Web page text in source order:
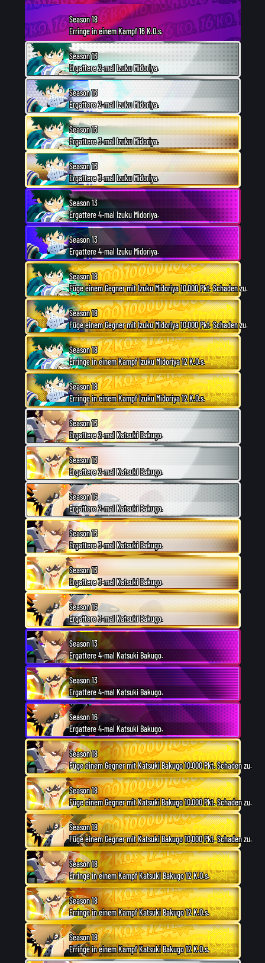
Season 18
Erringe in einem Kampf 16 K.O.s.
Season 13
Ergattere 2-mal Izuku Midoriya.
Season 13
Ergattere 2-mal Izuku Midoriya.
Season 13
Ergattere 3-mal Izuku Midoriya.
Season 13
Ergattere 3-mal Izuku Midoriya.
Season 13
Ergattere 4-mal Izuku Midoriya.
Season 13
Ergattere 4-mal Izuku Midoriya.
Season 18
Füge einem Gegner mit Izuku Midoriya 10.000 Pkt. Schaden zu.
Season 18
Füge einem Gegner mit Izuku Midoriya 10.000 Pkt. Schaden zu.
Season 18
Erringe in einem Kampf Izuku Midoriya 12 K.O.s.
Season 18
Erringe in einem Kampf Izuku Midoriya 12 K.O.s.
Season 13
Ergattere 2-mal Katsuki Bakugo.
Season 13
Ergattere 2-mal Katsuki Bakugo.
Season 16
Ergattere 2-mal Katsuki Bakugo.
Season 13
Ergattere 3-mal Katsuki Bakugo.
Season 13
Ergattere 3-mal Katsuki Bakugo.
Season 16
Ergattere 3-mal Katsuki Bakugo.
Season 13
Ergattere 4-mal Katsuki Bakugo.
Season 13
Ergattere 4-mal Katsuki Bakugo.
Season 16
Ergattere 4-mal Katsuki Bakugo.
Season 18
Füge einem Gegner mit Katsuki Bakugo 10.000 Pkt. Schaden zu.
Season 18
Füge einem Gegner mit Katsuki Bakugo 10.000 Pkt. Schaden zu.
Season 18
Füge einem Gegner mit Katsuki Bakugo 10.000 Pkt. Schaden zu.
Season 18
Erringe in einem Kampf Katsuki Bakugo 12 K.O.s.
Season 18
Erringe in einem Kampf Katsuki Bakugo 12 K.O.s.
Season 18
Erringe in einem Kampf Katsuki Bakugo 12 K.O.s.